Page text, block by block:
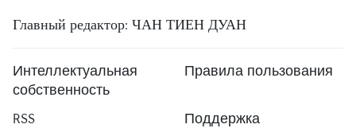
Главный редактор: ЧАН ТИЕН ДУАН
Интеллектуальная
собственность
Правила пользования
RSS
Поддержка